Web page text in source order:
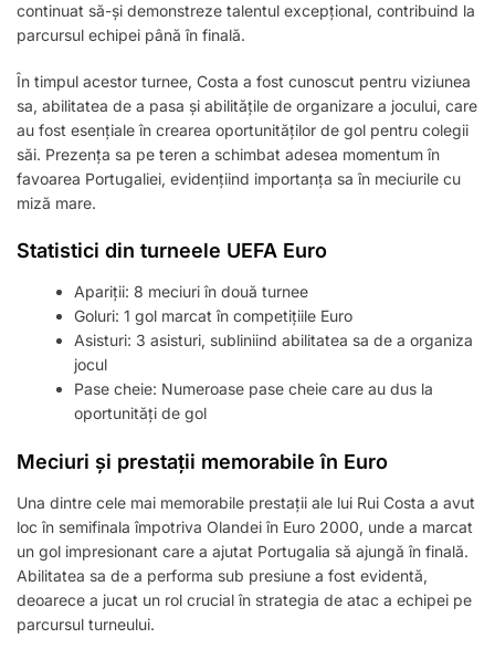
continuat să-și demonstreze talentul excepțional, contribuind la
parcursul echipei până în finală.
În timpul acestor turnee, Costa a fost cunoscut pentru viziunea
sa, abilitatea de a pasa și abilitățile de organizare a jocului, care
au fost esențiale în crearea oportunităților de gol pentru colegii
săi. Prezența sa pe teren a schimbat adesea momentum în
favoarea Portugaliei, evidențiind importanța sa în meciurile cu
miză mare.
Statistici din turneele UEFA Euro
Apariții: 8 meciuri în două turnee
Goluri: 1 gol marcat în competițiile Euro
Asisturi: 3 asisturi, subliniind abilitatea sa de a organiza
jocul
Pase cheie: Numeroase pase cheie care au dus la
oportunități de gol
Meciuri și prestații memorabile în Euro
Una dintre cele mai memorabile prestații ale lui Rui Costa a avut
loc în semifinala împotriva Olandei în Euro 2000, unde a marcat
un gol impresionant care a ajutat Portugalia să ajungă în finală.
Abilitatea sa de a performa sub presiune a fost evidentă,
deoarece a jucat un rol crucial în strategia de atac a echipei pe
parcursul turneului.